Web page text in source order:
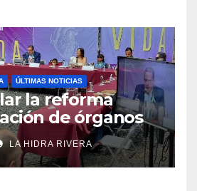
ÚLTIMAS NOTICIAS
la reforma
de órganos
LA HIDRA RIVERA